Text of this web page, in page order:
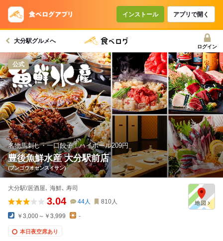
インストール アプリで開く
大分駅グルメへ
ログイン
公式
名物馬刺し・一口餃子！ハイボール209円
豊後魚鮮水産 大分駅前店
(ブンゴウオセンスイサン)
大分駅/居酒屋､ 海鮮､ 寿司
3.04 44人 810人
￥3,000～￥3,999 -
本日夜空席あり
コースで使えるクーポン
戻る
クーポンを利用せず予約する